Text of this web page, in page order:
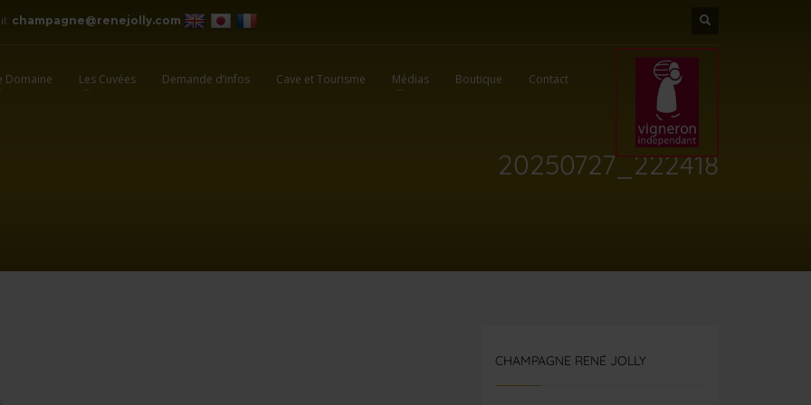
champagne@renejolly.com
Domaine Les Cuvées Demande d’infos Cave et Tourisme Médias Boutique Contact
20250727_222418
CHAMPAGNE RENÉ JOLLY